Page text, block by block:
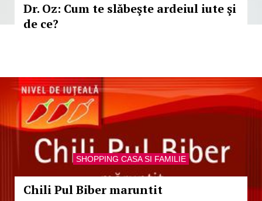
Dr. Oz: Cum te slăbeşte ardeiul iute şi
de ce?
SHOPPING CASA SI FAMILIE
Chili Pul Biber maruntit